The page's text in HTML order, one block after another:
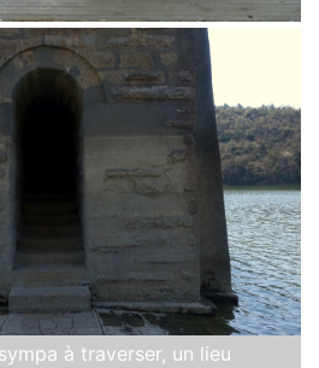
à traverser, un lieu